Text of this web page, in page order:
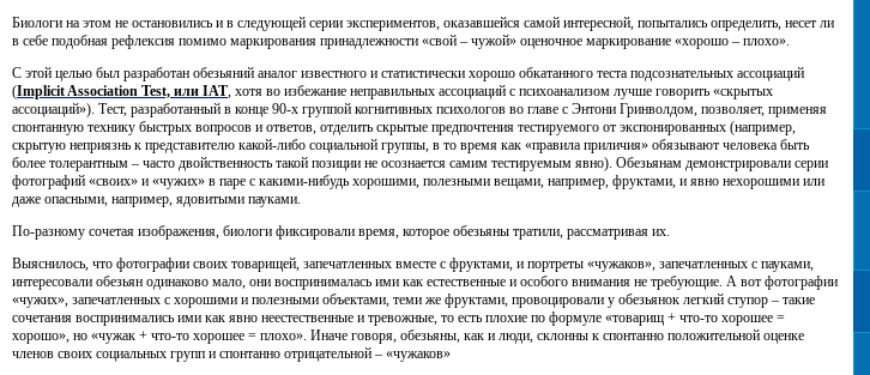
Биологи на этом не остановились и в следующей серии экспериментов, оказавшейся самой интересной, попытались определить, несет ли
в себе подобная рефлексия помимо маркирования принадлежности «свой – чужой» оценочное маркирование «хорошо – плохо».
С этой целью был разработан обезьяний аналог известного и статистически хорошо обкатанного теста подсознательных ассоциаций
(Implicit Association Test, или IAT, хотя во избежание неправильных ассоциаций с психоанализом лучше говорить «скрытых
ассоциаций»). Тест, разработанный в конце 90-х группой когнитивных психологов во главе с Энтони Гринволдом, позволяет, применяя
спонтанную технику быстрых вопросов и ответов, отделить скрытые предпочтения тестируемого от экспонированных (например,
скрытую неприязнь к представителю какой-либо социальной группы, в то время как «правила приличия» обязывают человека быть
более толерантным – часто двойственность такой позиции не осознается самим тестируемым явно). Обезьянам демонстрировали серии
фотографий «своих» и «чужих» в паре с какими-нибудь хорошими, полезными вещами, например, фруктами, и явно нехорошими или
даже опасными, например, ядовитыми пауками.
По-разному сочетая изображения, биологи фиксировали время, которое обезьяны тратили, рассматривая их.
Выяснилось, что фотографии своих товарищей, запечатленных вместе с фруктами, и портреты «чужаков», запечатленных с пауками,
интересовали обезьян одинаково мало, они воспринималась ими как естественные и особого внимания не требующие. А вот фотографии
«чужих», запечатленных с хорошими и полезными объектами, теми же фруктами, провоцировали у обезьянок легкий ступор – такие
сочетания воспринимались ими как явно неестественные и тревожные, то есть плохие по формуле «товарищ + что-то хорошее =
хорошо», но «чужак + что-то хорошее = плохо». Иначе говоря, обезьяны, как и люди, склонны к спонтанно положительной оценке
членов своих социальных групп и спонтанно отрицательной – «чужаков»